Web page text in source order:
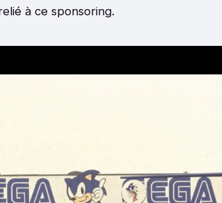
à ce sponsoring.